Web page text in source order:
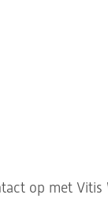
op met Vitis